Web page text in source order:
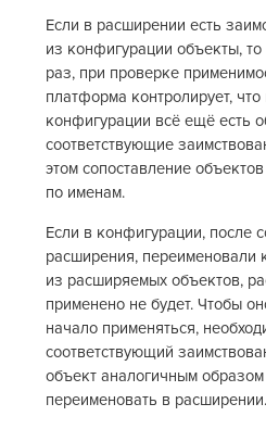
Если в расширении есть
из конфигурации объекты,
раз, при проверке
платформа контролирует, что
конфигурации всё ещё есть
соответствующие
этом сопоставление
по именам.
Если в конфигурации, после
расширения, переименовали
из расширяемых объектов,
применено не будет. Чтобы
начало применяться,
соответствующий
объект аналогичным образом
переименовать в расширении.